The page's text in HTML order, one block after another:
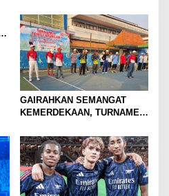
GAIRAHKAN SEMANGAT
KEMERDEKAAN, TURNAMEN
MOJOKERTO RAYA RESMI
BERGULIR